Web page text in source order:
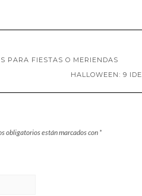
PARA FIESTAS O MERIENDAS
HALLOWEEN: 9
obligatorios están marcados con *